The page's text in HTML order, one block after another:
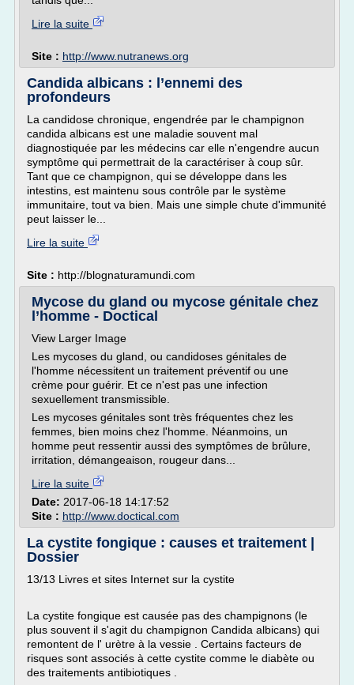
Lire la suite
Site : http://www.nutranews.org
Candida albicans : l’ennemi des
profondeurs
La candidose chronique, engendrée par le champignon
candida albicans est une maladie souvent mal
diagnostiquée par les médecins car elle n'engendre aucun
symptôme qui permettrait de la caractériser à coup sûr.
Tant que ce champignon, qui se développe dans les
intestins, est maintenu sous contrôle par le système
immunitaire, tout va bien. Mais une simple chute d'immunité
peut laisser le...
Lire la suite
Site : http://blognaturamundi.com
Mycose du gland ou mycose génitale chez
l’homme - Doctical
View Larger Image
Les mycoses du gland, ou candidoses génitales de
l'homme nécessitent un traitement préventif ou une
crème pour guérir. Et ce n'est pas une infection
sexuellement transmissible.
Les mycoses génitales sont très fréquentes chez les
femmes, bien moins chez l'homme. Néanmoins, un
homme peut ressentir aussi des symptômes de brûlure,
irritation, démangeaison, rougeur dans...
Lire la suite
Date: 2017-06-18 14:17:52
Site : http://www.doctical.com
La cystite fongique : causes et traitement |
Dossier
13/13 Livres et sites Internet sur la cystite
La cystite fongique est causée pas des champignons (le
plus souvent il s'agit du champignon Candida albicans) qui
remontent de l' urètre à la vessie . Certains facteurs de
risques sont associés à cette cystite comme le diabète ou
des traitements antibiotiques .